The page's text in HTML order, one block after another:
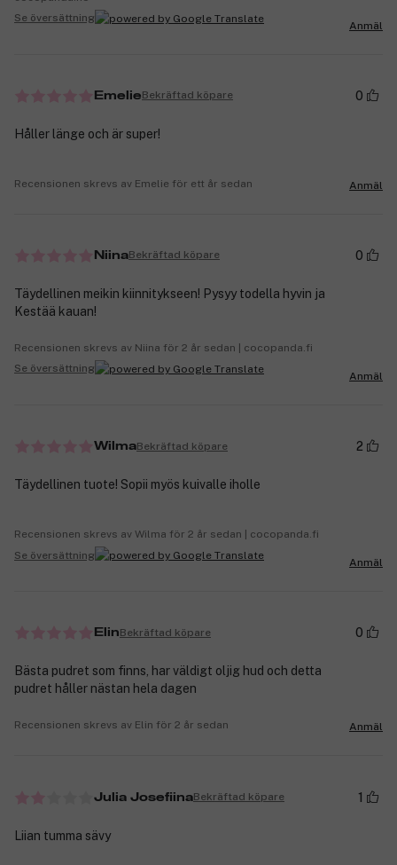
Se översättning
Anmäl
EmelieBekräftad köpare 0
Håller länge och är super!
Recensionen skrevs av Emelie för ett år sedan Anmäl
NiinaBekräftad köpare 0
Täydellinen meikin kiinnitykseen! Pysyy todella hyvin ja
Kestää kauan!
Recensionen skrevs av Niina för 2 år sedan | cocopanda.fi
Se översättning
Anmäl
WilmaBekräftad köpare 2
Täydellinen tuote! Sopii myös kuivalle iholle
Recensionen skrevs av Wilma för 2 år sedan | cocopanda.fi
Se översättning
Anmäl
ElinBekräftad köpare 0
Bästa pudret som finns, har väldigt oljig hud och detta
pudret håller nästan hela dagen
Recensionen skrevs av Elin för 2 år sedan Anmäl
Julia JosefiinaBekräftad köpare 1
Liian tumma sävy